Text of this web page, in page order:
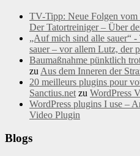
TV-Tipp: Neue Folgen vom
Der Tatortreiniger – Über
„Auf mich sind alle sauer“ -
sauer – vor allem Lutz, der
Baumaßnahme pünktlich
zu Aus dem Inneren der
20 meilleurs plugins pour
Sanctius.net zu WordPress
WordPress plugins I use –
Video Plugin
Blogs